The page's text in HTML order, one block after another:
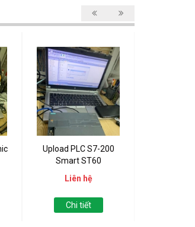
Upload PLC S7-200
Smart ST60
Liên hệ
Chi tiết